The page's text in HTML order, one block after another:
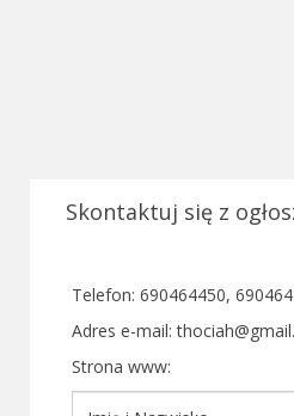
Skontaktuj się z
Telefon: 690464450,
Adres e-mail:
Strona www: